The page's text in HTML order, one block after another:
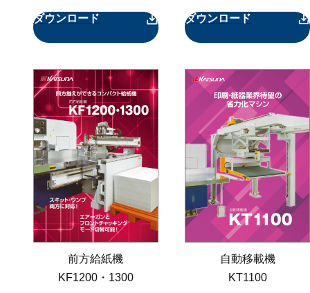
ダウンロード ダウンロード
前方給紙機
KF1200・1300
自動移載機
KT1100